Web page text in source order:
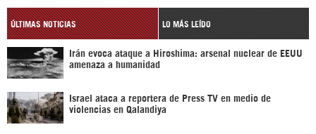
ÚLTIMAS NOTICIAS LO MÁS LEÍDO
Irán evoca ataque a Hiroshima: arsenal nuclear de EEUU
amenaza a humanidad
Israel ataca a reportera de Press TV en medio de
violencias en Qalandiya